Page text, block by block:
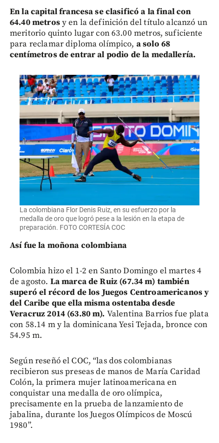
En la capital francesa se clasificó a la final con
64.40 metrosy en la definición del título alcanzó un
meritorio quinto lugar con 63.00 metros, suficiente
para reclamar diploma olímpico, a solo 68
centímetros de entrar al podio de la medallería.
La colombiana Flor Denis Ruiz, en su esfuerzo por la
medalla de oro que logró pese a la lesión en la etapa de
preparación. FOTO CORTESÍA COC
Así fue la moñona colombiana
Colombia hizo el 1-2 en Santo Domingo el martes 4
de agosto. La marca de Ruiz (67.34 m) también
superó el récord de los Juegos Centroamericanos y
del Caribe que ella misma ostentaba desde
Veracruz 2014 (63.80 m). Valentina Barrios fue plata
con 58.14 m y la dominicana Yesi Tejada, bronce con
54.95 m.
Según reseñó el COC, “las dos colombianas
recibieron sus preseas de manos de María Caridad
Colón, la primera mujer latinoamericana en
conquistar una medalla de oro olímpica,
precisamente en la prueba de lanzamiento de
jabalina, durante los Juegos Olímpicos de Moscú
1980”.